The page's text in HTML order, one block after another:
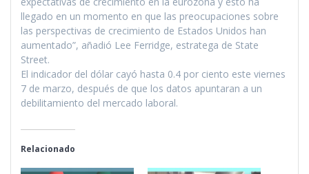
llegado en un momento en que las preocupaciones sobre
las perspectivas de crecimiento de Estados Unidos han
aumentado”, añadió Lee Ferridge, estratega de State
Street.
El indicador del dólar cayó hasta 0.4 por ciento este viernes
7 de marzo, después de que los datos apuntaran a un
debilitamiento del mercado laboral.
Relacionado